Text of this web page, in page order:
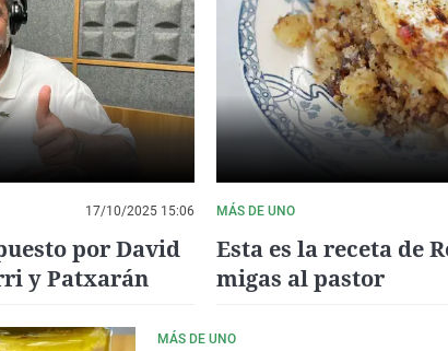
17/10/2025 15:06
por David
y Patxarán
MÁS DE UNO
Esta es la receta de
migas al pastor
MÁS DE UNO